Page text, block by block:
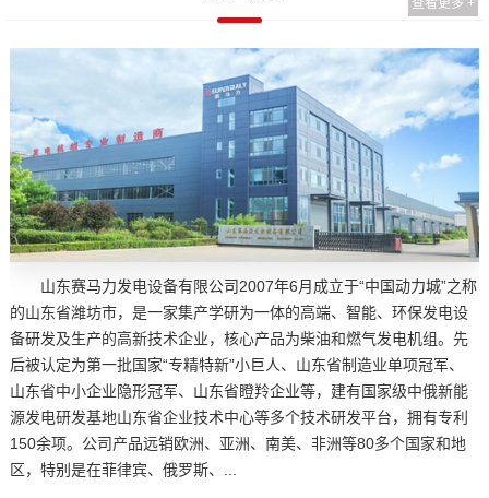
查看更多 +
山东赛马力发电设备有限公司2007年6月成立于“中国动力城”之称
的山东省潍坊市，是一家集产学研为一体的高端、智能、环保发电设
备研发及生产的高新技术企业，核心产品为柴油和燃气发电机组。先
后被认定为第一批国家“专精特新”小巨人、山东省制造业单项冠军、
山东省中小企业隐形冠军、山东省瞪羚企业等，建有国家级中俄新能
源发电研发基地山东省企业技术中心等多个技术研发平台，拥有专利
150余项。公司产品远销欧洲、亚洲、南美、非洲等80多个国家和地
区，特别是在菲律宾、俄罗斯、...